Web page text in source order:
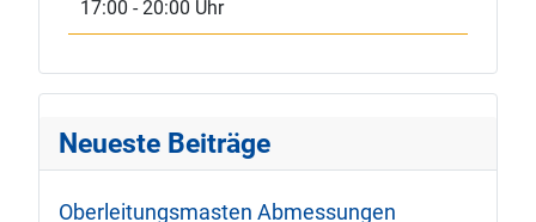
17:00 -20:00 Uhr
Neueste Beiträge
Oberleitungsmasten Abmessungen